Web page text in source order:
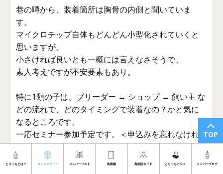
TOP
とりっちとは？ コミュニティー メンバーリスト 鳥図鑑 鳥病院ガイド とりっちカフェ メンバーブログ
巷の噂から、装着箇所は胸骨の内側と聞いていま
す。
マイクロチップ自体もどんどん小型化されていくと
思いますが、
小さければ良いとも一概には言えなさそうで、
素人考えですが不安要素もあり。
特に1類の子は、ブリーダー → ショップ → 飼い主 な
どの流れで、どのタイミングで装着なの？かと気に
なるところです。
一応セミナー参加予定です。＜申込みを忘れなけれ
ば